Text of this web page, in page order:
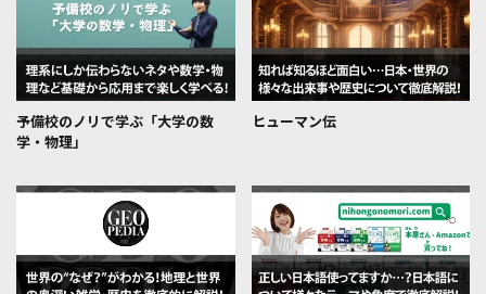
予備校のノリで学ぶ「大学の数
学・物理」
ヒューマン伝